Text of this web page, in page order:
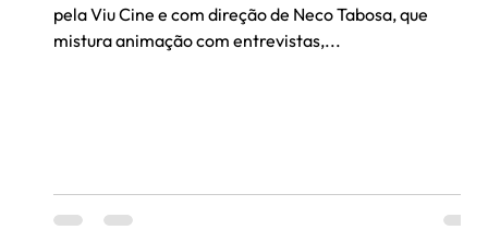
pela Viu Cine e com direção de Neco Tabosa, que
mistura animação com entrevistas,...